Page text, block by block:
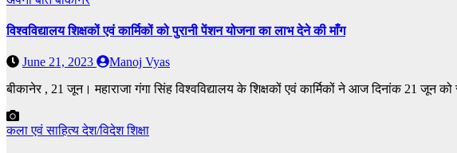
विश्वविद्यालय शिक्षकों एवं कार्मिकों को‌ पुरानी पेंशन योजना का लाभ देने की माँग
June 21, 2023
Manoj Vyas
बीकानेर , 21 जून। महाराजा गंगा सिंह विश्वविद्यालय के शिक्षकों एवं कार्मिकों ने आज‌ दिनांक 21 जून
कला एवं साहित्यदेश/विदेशशिक्षा